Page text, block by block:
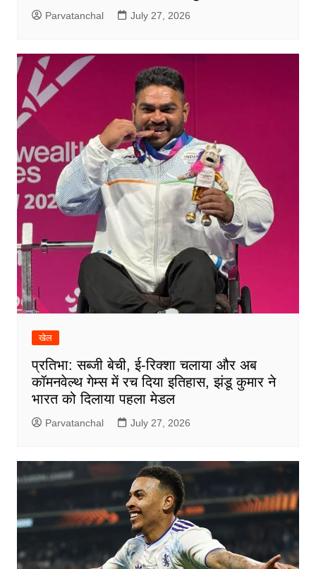
Parvatanchal July 27, 2026
खेल
प्रतिभा: सब्जी बेची, ई-रिक्शा चलाया और अब
कॉमनवेल्थ गेम्स में रच दिया इतिहास, झंडू कुमार ने
भारत को दिलाया पहला मेडल
Parvatanchal July 27, 2026